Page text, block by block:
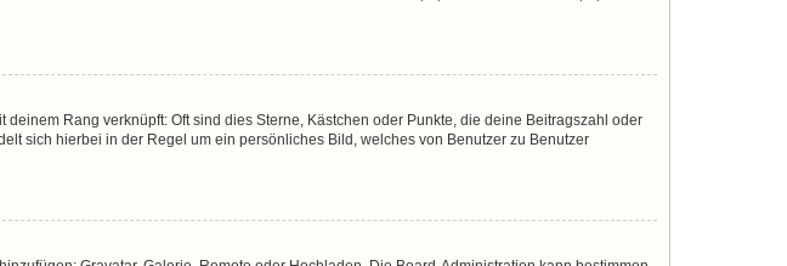
Rang verknüpft: Oft sind dies Sterne, Kästchen oder Punkte, die deine Beitragszahl oder
sich hierbei in der Regel um ein persönliches Bild, welches von Benutzer zu Benutzer